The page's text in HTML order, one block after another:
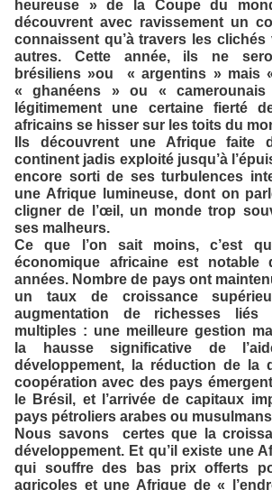
heureuse » de la Coupe du
découvrent avec ravissement un
connaissent qu’à travers les
autres. Cette année, ils ne
brésiliens »ou « argentins » mais
« ghanéens » ou «
légitimement une certaine fierté
africains se hisser sur les toits du
Ils découvrent une Afrique faite
continent jadis exploité jusqu’à
encore sorti de ses turbulences
une Afrique lumineuse, dont on
cligner de l’œil, un monde trop
ses malheurs.
Ce que l’on sait moins, c’est
économique africaine est notable
années. Nombre de pays ont
un taux de croissance
augmentation de richesses
multiples : une meilleure gestion
la hausse significative de
développement, la réduction de la
coopération avec des pays
le Brésil, et l’arrivée de capitaux
pays pétroliers arabes ou
Nous savons certes que la
développement. Et qu’il existe une
qui souffre des bas prix offerts
agricoles et une Afrique de «